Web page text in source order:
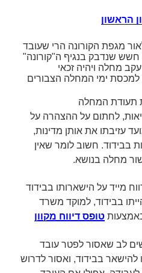
הראשון
מגפת הקורונה הרי שעובד
שנדבק בנגיף ה"קורונה"
מחלה ויהיה זכאי
ימי המחלה הצבורים
תעודת המחלה
לחתום על ההצהרה על
עזיבתו את אותן מדינות,
בבידוד. חשוב לומר שאין
מחלה בנושא.
מייד על הישארותו בבידוד
בבידוד, למוקד משרד
טופס דיווח מקוון
לב שאסור לפטר עובד
בבידוד, ואסור לדרוש